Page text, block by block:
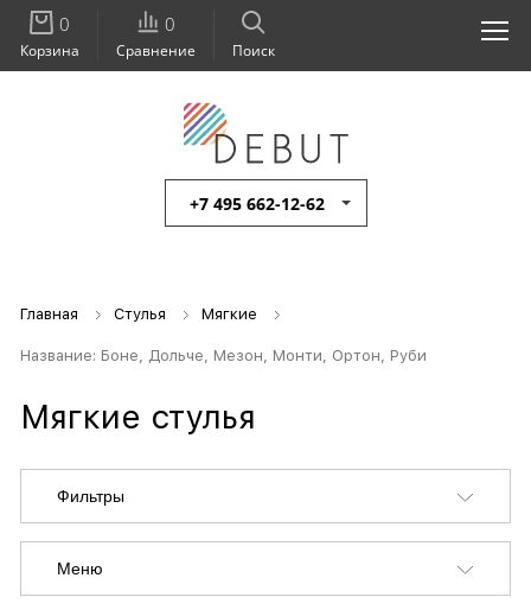
+7 495 662-12-62
Поиск
0
Сравнение
0
Корзина
Главная Стулья Мягкие
Название: Боне, Дольче, Мезон, Монти, Ортон, Руби
Мягкие стулья
Фильтры
Меню